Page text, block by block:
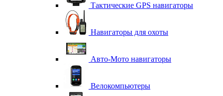
Тактические GPS навигаторы
Навигаторы для охоты
Авто-Мото навигаторы
Велокомпьютеры